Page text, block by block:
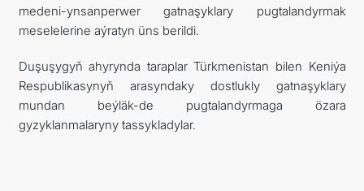
medeni-ynsanperwer gatnaşyklary pugtalandyrmak
meselelerine aýratyn üns berildi.
Duşuşygyň ahyrynda taraplar Türkmenistan bilen Keniýa
Respublikasynyň arasyndaky dostlukly gatnaşyklary
mundan beýläk-de pugtalandyrmaga özara
gyzyklanmalaryny tassykladylar.